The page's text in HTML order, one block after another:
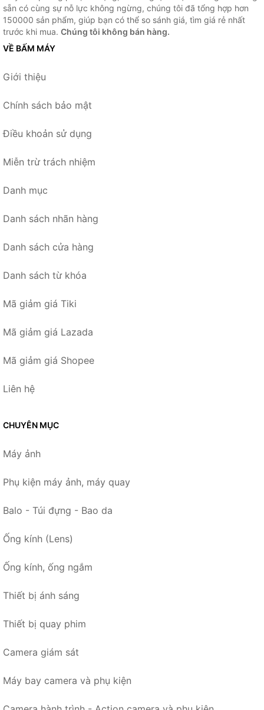
sẵn có cùng sự nỗ lực không ngừng, chúng tôi đã tổng hợp hơn
150000 sản phẩm, giúp bạn có thể so sánh giá, tìm giá rẻ nhất
trước khi mua. Chúng tôi không bán hàng.
VỀ BẤM MÁY
Giới thiệu
Chính sách bảo mật
Điều khoản sử dụng
Miễn trừ trách nhiệm
Danh mục
Danh sách nhãn hàng
Danh sách cửa hàng
Danh sách từ khóa
Mã giảm giá Tiki
Mã giảm giá Lazada
Mã giảm giá Shopee
Liên hệ
CHUYÊN MỤC
Máy ảnh
Phụ kiện máy ảnh, máy quay
Balo - Túi đựng - Bao da
Ống kính (Lens)
Ống kính, ống ngắm
Thiết bị ánh sáng
Thiết bị quay phim
Camera giám sát
Máy bay camera và phụ kiện